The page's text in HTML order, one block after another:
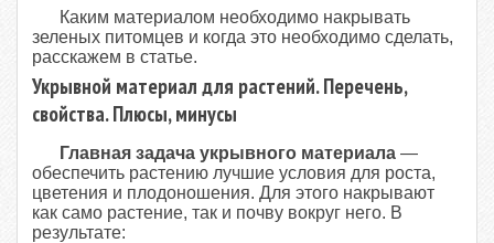
Каким материалом необходимо накрывать
зеленых питомцев и когда это необходимо сделать,
расскажем в статье.
Укрывной материал для растений. Перечень,
свойства. Плюсы, минусы
Главная задача укрывного материала—
обеспечить растению лучшие условия для роста,
цветения и плодоношения. Для этого накрывают
как само растение, так и почву вокруг него. В
результате: